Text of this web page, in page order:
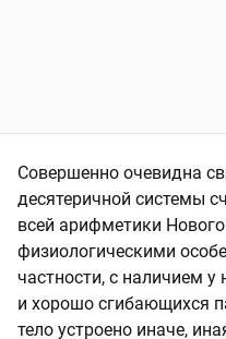
Совершенно очевидна
десятеричной системы
всей арифметики
физиологическими
частности, с наличием у
и хорошо сгибающихся
тело устроено иначе,